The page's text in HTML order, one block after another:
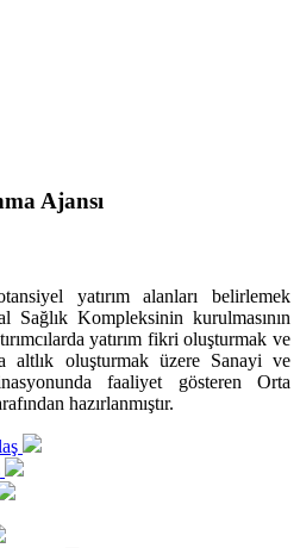
Ajansı
yatırım alanları belirlemek
Sağlık Kompleksinin kurulmasının
yatırım fikri oluşturmak ve
altlık oluşturmak üzere Sanayi ve
faaliyet gösteren Orta
hazırlanmıştır.